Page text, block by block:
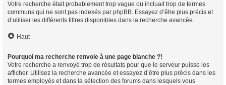
Votre recherche était probablement trop vague ou incluait trop de termes
communs qui ne sont pas indexés par phpBB. Essayez d’être plus précis et
d’utiliser les différents filtres disponibles dans la recherche avancée.
Haut
Pourquoi ma recherche renvoie à une page blanche ?!
Votre recherche a renvoyé trop de résultats pour que le serveur puisse les
afficher. Utilisez la recherche avancée et essayez d’être plus précis dans les
termes employés et dans la sélection des forums dans lesquels vous